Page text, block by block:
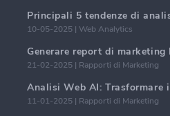
10-05-2025 | Web Analytics
21-02-2025 | Rapporti di Marketing
11-01-2025 | Rapporti di Marketing